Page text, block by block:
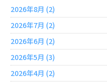
2026年8月 (2)
2026年7月 (2)
2026年6月 (2)
2026年5月 (3)
2026年4月 (2)